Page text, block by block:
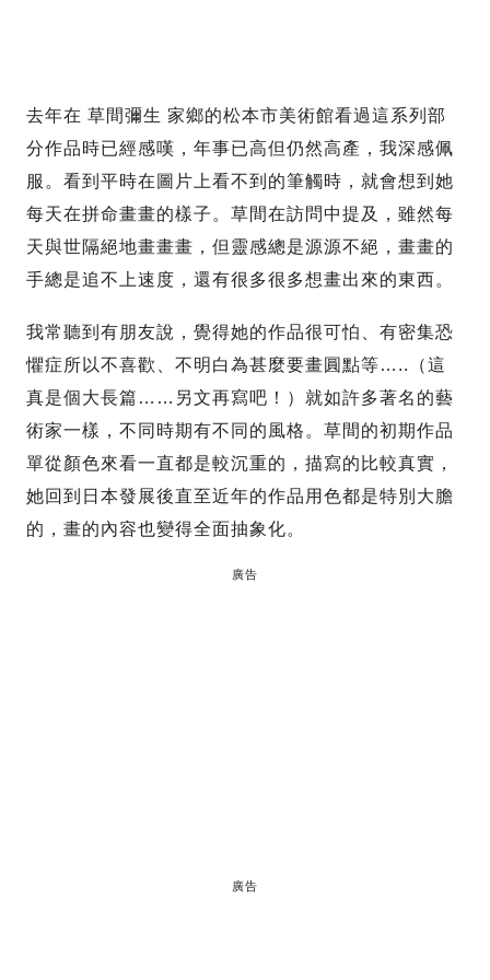
去年在 草間彌生 家鄉的松本市美術館看過這系列部
分作品時已經感嘆，年事已高但仍然高產，我深感佩
服。看到平時在圖片上看不到的筆觸時，就會想到她
每天在拼命畫畫的樣子。草間在訪問中提及，雖然每
天與世隔絕地畫畫畫，但靈感總是源源不絕，畫畫的
手總是追不上速度，還有很多很多想畫出來的東西。
我常聽到有朋友說，覺得她的作品很可怕、有密集恐
懼症所以不喜歡、不明白為甚麼要畫圓點等…..（這
真是個大長篇……另文再寫吧！）就如許多著名的藝
術家一樣，不同時期有不同的風格。草間的初期作品
單從顏色來看一直都是較沉重的，描寫的比較真實，
她回到日本發展後直至近年的作品用色都是特別大膽
的，畫的內容也變得全面抽象化。
廣告
廣告